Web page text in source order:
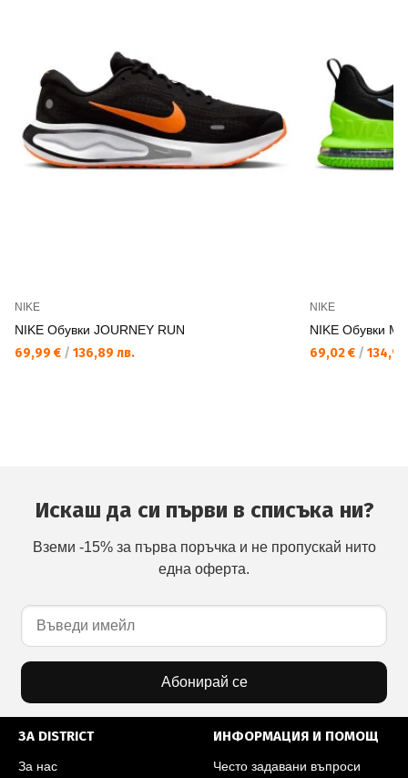
NIKE
NIKE Обувки JOURNEY RUN
69,99 € / 136,89 лв.
NIKE
NIKE Обувки M
69,02 € /
Искаш да си първи в списъка ни?
Вземи -15% за първа поръчка и не пропускай нито
една оферта.
Абонирай се
ЗА DISTRICT
За нас
ИНФОРМАЦИЯ И ПОМОЩ
Често задавани въпроси